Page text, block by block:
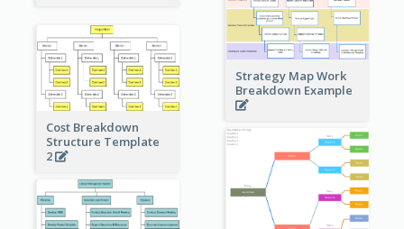
Strategy Map Work
Breakdown Example
Cost Breakdown
Structure Template
2